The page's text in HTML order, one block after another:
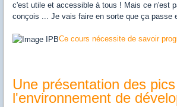
c'est utile et accessible à tous ! Mais ce n'est
conçois ... Je vais faire en sorte que ça passe
Ce cours nécessite de savoir
Une présentation des
l'environnement de